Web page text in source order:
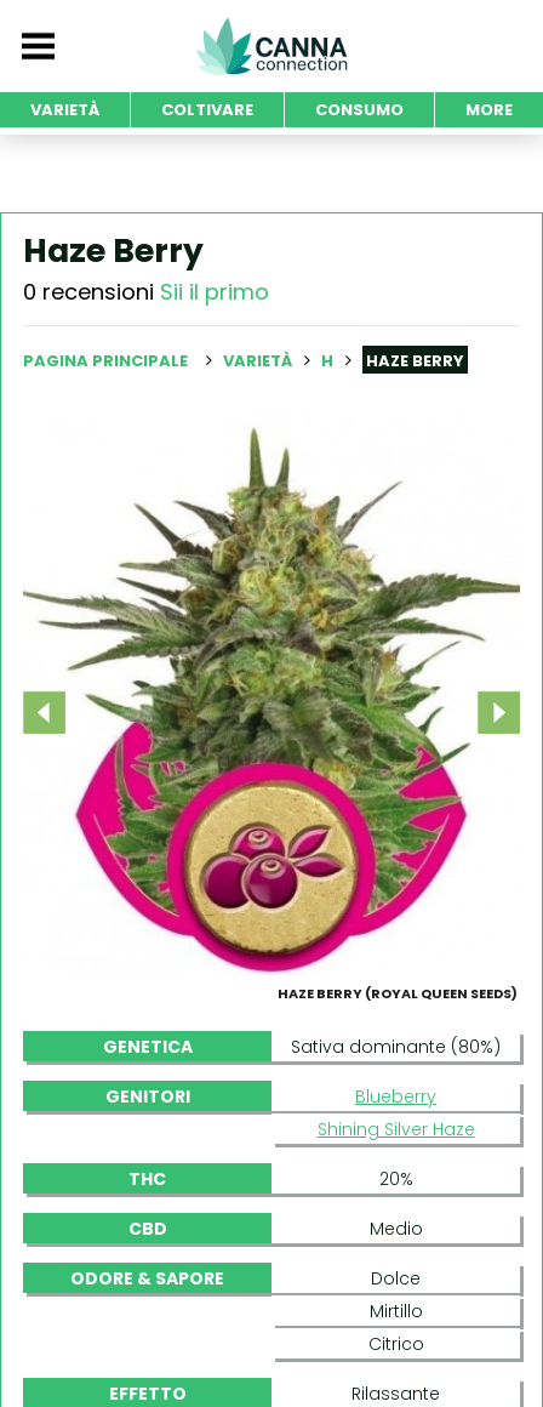
VARIETÀ COLTIVARE CONSUMO MORE
Haze Berry
0 recensioni Sii il primo
PAGINA PRINCIPALE VARIETÀ H HAZE BERRY
HAZE BERRY (ROYAL QUEEN SEEDS)
GENETICA Sativa dominante (80%)
GENITORI
Blueberry
Shining Silver Haze
THC 20%
CBD Medio
ODORE & SAPORE
Dolce
Mirtillo
Citrico
EFFETTO
Rilassante